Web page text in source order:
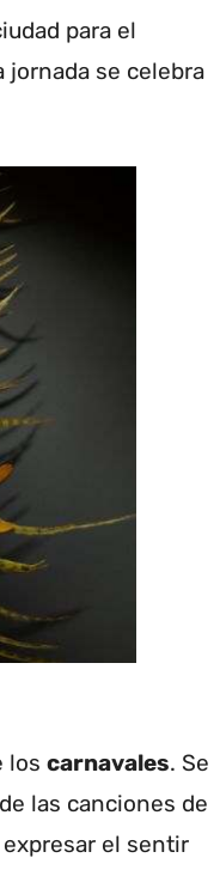
para el
se celebra
los carnavales. Se
las canciones de
el sentir